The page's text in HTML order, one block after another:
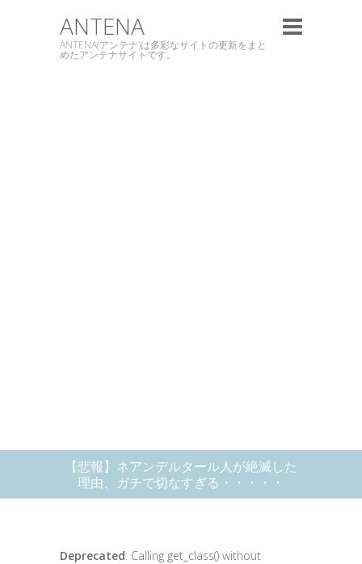
ANTENA
ANTENA(アンテナ)は多彩なサイトの更新をまと
めたアンテナサイトです。
【悲報】ネアンデルタール人が絶滅した
理由、ガチで切なすぎる・・・・・
Deprecated: Calling get_class() without